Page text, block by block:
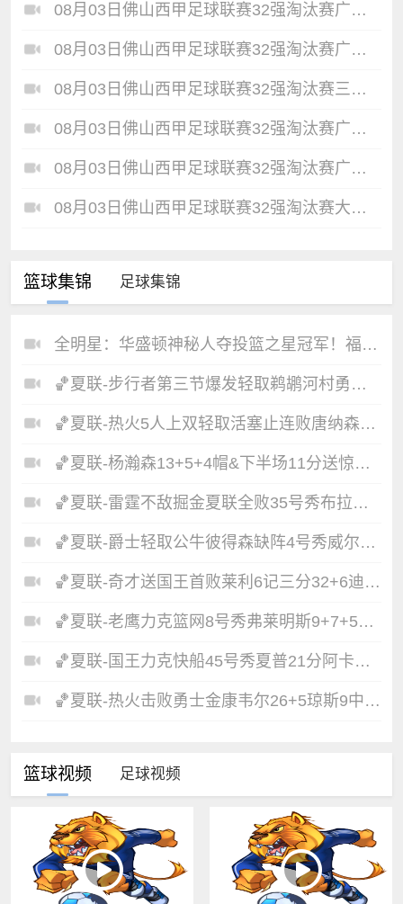
08月03日佛山西甲足球联赛32强淘汰赛广东凤铝VS湛江八部科技全场录像
08月03日佛山西甲足球联赛32强淘汰赛广州求信VS顺德新青年全场录像
08月03日佛山西甲足球联赛32强淘汰赛三水乐民兴健力宝VS中国澳门澳科精英全场录像
08月03日佛山西甲足球联赛32强淘汰赛广州蜀地红VS广州戴拿模全场录像
08月03日佛山西甲足球联赛32强淘汰赛广东客家青年VS广州英华思力U17全场录像
08月03日佛山西甲足球联赛32强淘汰赛大塘控股VS茂名市点都得全场录像
篮球集锦 足球集锦
全明星：华盛顿神秘人夺投篮之星冠军！福德夺得三分大赛冠军！
🏀夏联-步行者第三节爆发轻取鹈鹕河村勇辉5+5+12斯劳森22分
🏀夏联-热火5人上双轻取活塞止连败唐纳森20+8+10奥科里27分
🏀夏联-杨瀚森13+5+4帽&下半场11分送惊艳妙传开拓者力克掘金
🏀夏联-雷霆不敌掘金夏联全败35号秀布拉齐尔32+6马拉14+7+6
🏀夏联-爵士轻取公牛彼得森缺阵4号秀威尔逊19+8+5帽罚球6中0
🏀夏联-奇才送国王首败莱利6记三分32+6迪班萨23+7雷诺20+12
🏀夏联-老鹰力克篮网8号秀弗莱明斯9+7+5科比·约翰逊17+7
🏀夏联-国王力克快船45号秀夏普21分阿卡夫19+7瓦格勒7中1
🏀夏联-热火击败勇士金康韦尔26+5琼斯9中1奥尔布里奇21+6
篮球视频 足球视频